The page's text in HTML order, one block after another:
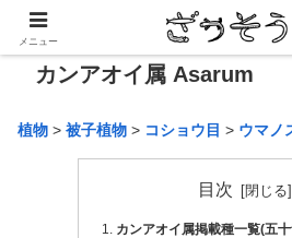
カンアオイ属 Asarum
植物 > 被子植物 > コショウ目 > ウマノ
目次
カンアオイ属掲載種一覧(五
メニュー